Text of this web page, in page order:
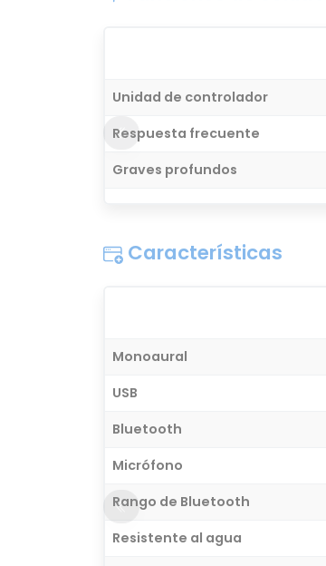
Unidad de controlador
Respuesta frecuente
Graves profundos
Características
Monoaural
USB
Bluetooth
Micrófono
Rango de Bluetooth
Resistente al agua